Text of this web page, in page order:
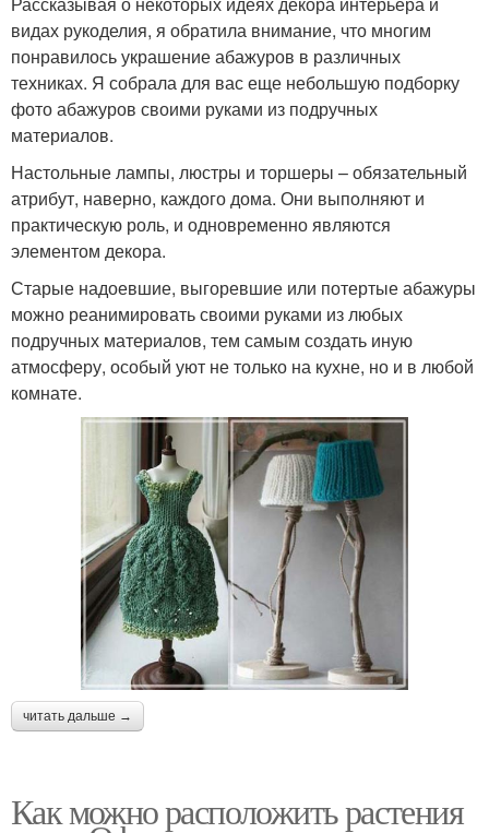
видах рукоделия, я обратила внимание, что многим
понравилось украшение абажуров в различных
техниках. Я собрала для вас еще небольшую подборку
фото абажуров своими руками из подручных
материалов.
Настольные лампы, люстры и торшеры – обязательный
атрибут, наверно, каждого дома. Они выполняют и
практическую роль, и одновременно являются
элементом декора.
Старые надоевшие, выгоревшие или потертые абажуры
можно реанимировать своими руками из любых
подручных материалов, тем самым создать иную
атмосферу, особый уют не только на кухне, но и в любой
комнате.
читать дальше →
Как можно расположить растения